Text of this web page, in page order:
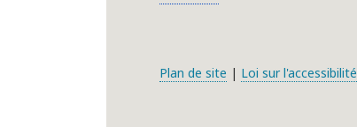
Plan de site | Loi sur l'accessibilité